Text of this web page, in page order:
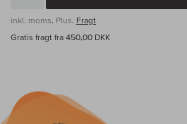
inkl. moms, Plus. Fragt
Gratis fragt fra 450,00 DKK